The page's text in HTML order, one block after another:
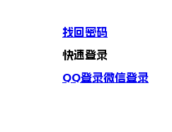
找回密码
快速登录
QQ登录微信登录